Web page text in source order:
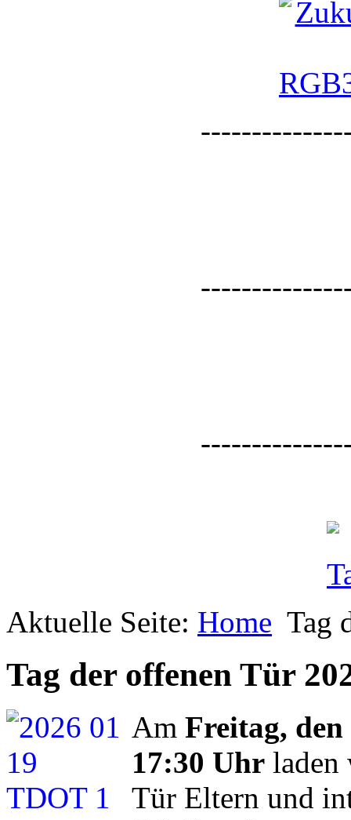
Aktuelle Seite: Home Tag
Tag der offenen Tür
Am Freitag,
17:30 Uhr laden
Tür Eltern und